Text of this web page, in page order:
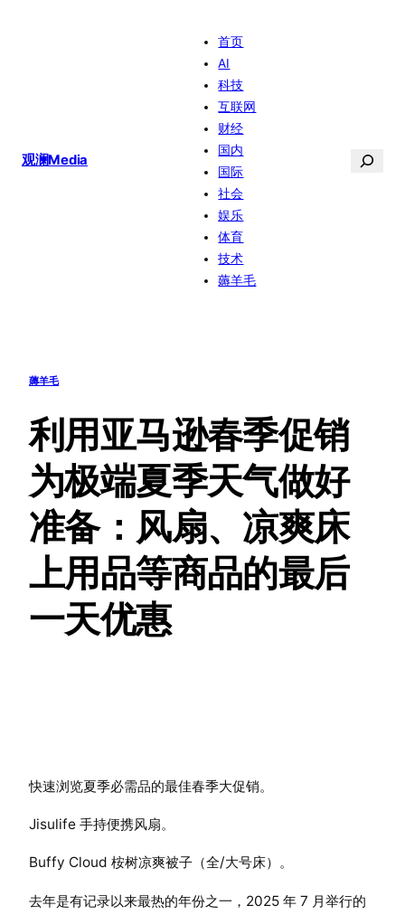
观澜Media
首页
AI
科技
互联网
财经
国内
国际
社会
娱乐
体育
技术
薅羊毛
搜
薅羊毛
利用亚马逊春季促销
为极端夏季天气做好
准备：风扇、凉爽床
上用品等商品的最后
一天优惠
快速浏览夏季必需品的最佳春季大促销。
Jisulife 手持便携风扇。
Buffy Cloud 桉树凉爽被子（全/大号床）。
去年是有记录以来最热的年份之一，2025 年 7 月举行的